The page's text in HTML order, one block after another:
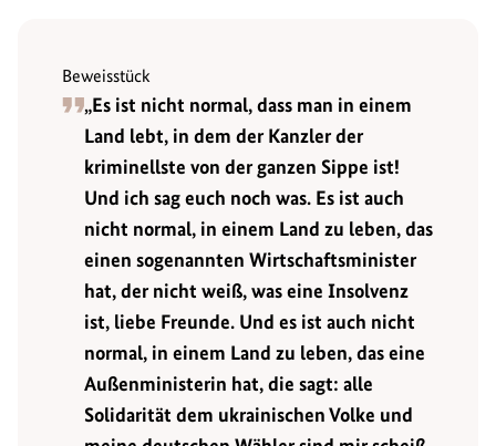
Beweisstück
„Es ist nicht normal, dass man in einem
Land lebt, in dem der Kanzler der
kriminellste von der ganzen Sippe ist!
Und ich sag euch noch was. Es ist auch
nicht normal, in einem Land zu leben, das
einen sogenannten Wirtschaftsminister
hat, der nicht weiß, was eine Insolvenz
ist, liebe Freunde. Und es ist auch nicht
normal, in einem Land zu leben, das eine
Außenministerin hat, die sagt: alle
Solidarität dem ukrainischen Volke und